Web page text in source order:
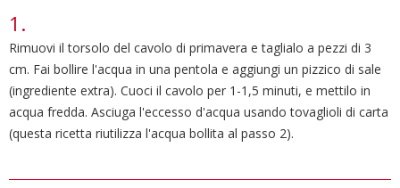
Rimuovi il torsolo del cavolo di primavera e taglialo a pezzi di 3
cm. Fai bollire l'acqua in una pentola e aggiungi un pizzico di sale
(ingrediente extra). Cuoci il cavolo per 1-1,5 minuti, e mettilo in
acqua fredda. Asciuga l'eccesso d'acqua usando tovaglioli di carta
(questa ricetta riutilizza l'acqua bollita al passo 2).